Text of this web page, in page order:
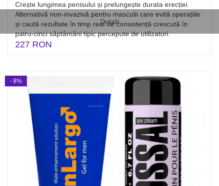
Detalii
Crește lungimea penisului și prelungește durata erecției.
Alternativă non-invazivă pentru masculii care evită operațiile
și caută rezultate în timp real de consistență crescută în
patru-cinci săptămâni tipic percepute de utilizatori.
227 RON
- 8%